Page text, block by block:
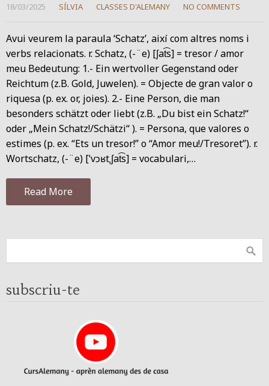
18/03/2025 SÍLVIA CLASSES D'ALEMANY NO COMMENTS
Avui veurem la paraula ‘Schatz’, així com altres noms i
verbs relacionats. r. Schatz, (-¨e) [ʃat͡s] = tresor / amor
meu Bedeutung: 1.- Ein wertvoller Gegenstand oder
Reichtum (z.B. Gold, Juwelen). = Objecte de gran valor o
riquesa (p. ex. or, joies). 2.- Eine Person, die man
besonders schätzt oder liebt (z.B. „Du bist ein Schatz!“
oder „Mein Schatz!/Schätzi“ ). = Persona, que valores o
estimes (p. ex. “Ets un tresor!” o “Amor meu!/Tresoret”). r.
Wortschatz, (-¨e) [ˈvɔʁtˌʃat͡s] = vocabulari,…
Read More
subscriu-te